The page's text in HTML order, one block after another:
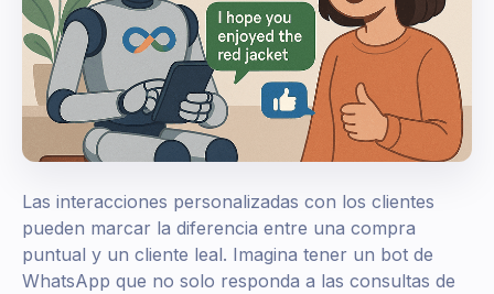
Las interacciones personalizadas con los clientes
pueden marcar la diferencia entre una compra
puntual y un cliente leal. Imagina tener un bot de
WhatsApp que no solo responda a las consultas de